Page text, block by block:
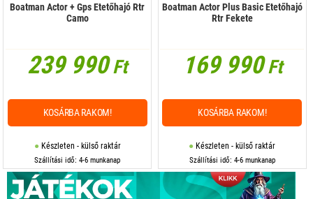
Boatman Actor + Gps Etetőhajó Rtr
Camo
239 990Ft
Készleten - külső raktár
Szállítási idő: 4-6 munkanap
KOSÁRBA RAKOM!
Boatman Actor Plus Basic Etetőhajó
Rtr Fekete
169 990Ft
Készleten - külső raktár
Szállítási idő: 4-6 munkanap
KOSÁRBA RAKOM!